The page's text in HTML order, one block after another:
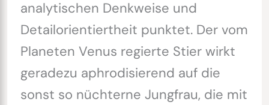
analytischen Denkweise und
Detailorientiertheit punktet. Der vom
Planeten Venus regierte Stier wirkt
geradezu aphrodisierend auf die
sonst so nüchterne Jungfrau, die mit